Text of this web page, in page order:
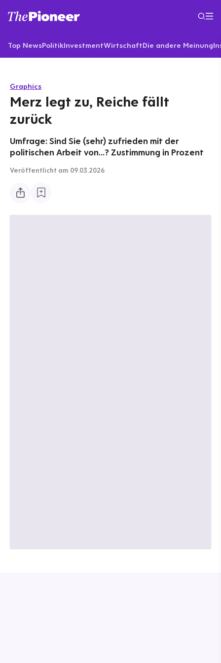
Top NewsPolitikInvestmentWirtschaftDie andere Meinung
Graphics
Merz legt zu, Reiche fällt
zurück
Umfrage: Sind Sie (sehr) zufrieden mit der
politischen Arbeit von…? Zustimmung in Prozent
Veröffentlicht am 09.03.2026